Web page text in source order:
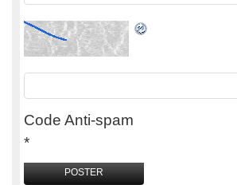
Code Anti-spam
*